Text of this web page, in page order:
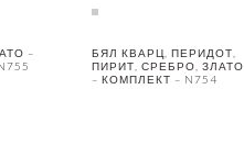
–
БЯЛ КВАРЦ, ПЕРИДОТ,
ПИРИТ, СРЕБРО, ЗЛАТО
– КОМПЛЕКТ – N754